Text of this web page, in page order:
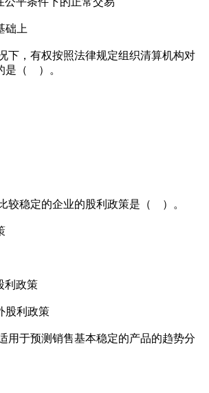
础上
下，有权按照法律规定组织清算机构对
是（ ）。
较稳定的企业的股利政策是（ ）。
利政策
股利政策
用于预测销售基本稳定的产品的趋势分